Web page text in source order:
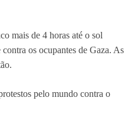
mais de 4 horas até o sol
os ocupantes de Gaza. As
pelo mundo contra o